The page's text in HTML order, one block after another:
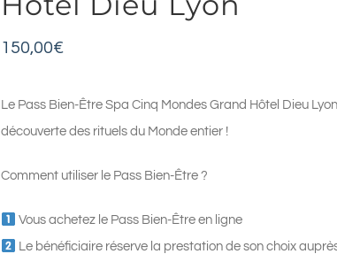
150,00€
Le Pass Bien-Être Spa Cinq Mondes Grand Hôtel Dieu
découverte des rituels du Monde entier !
Comment utiliser le Pass Bien-Être ?
Vous achetez le Pass Bien-Être en ligne
Le bénéficiaire réserve la prestation de son choix